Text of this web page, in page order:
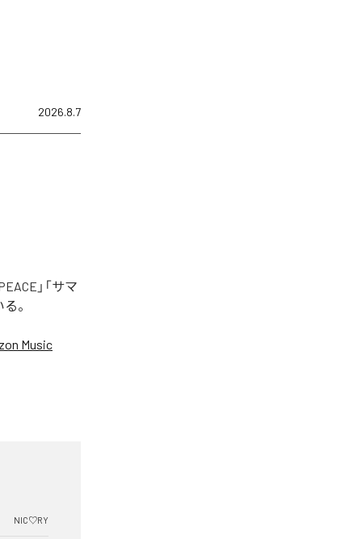
2026.8.7
」「サマ
。
Music
NIC♡RY